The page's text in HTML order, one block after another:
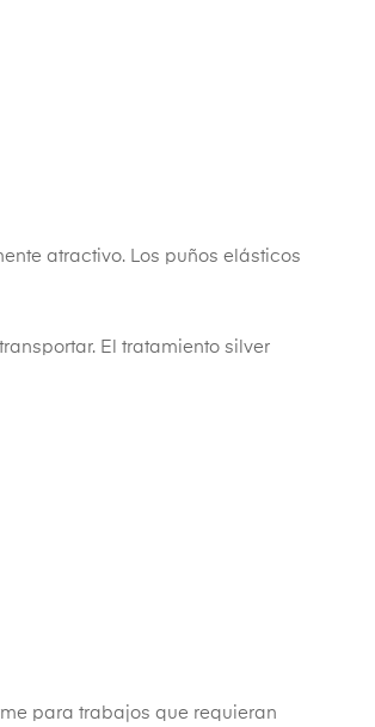
atractivo. Los puños elásticos
El tratamiento silver
para trabajos que requieran